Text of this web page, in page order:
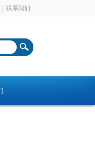
联系我们